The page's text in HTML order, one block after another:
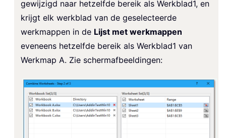
gewijzigd naar hetzelfde bereik als Werkblad1, en
krijgt elk werkblad van de geselecteerde
werkmappen in de Lijst met werkmappen
eveneens hetzelfde bereik als Werkblad1 van
Werkmap A. Zie schermafbeeldingen: